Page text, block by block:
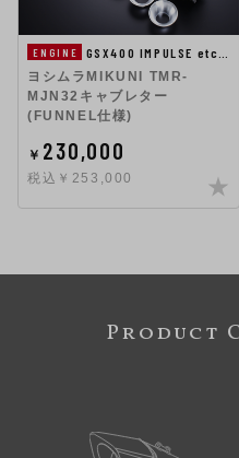
ENGINE
GSX400 IMPULSE etc…
ヨシムラMIKUNI TMR-
MJN32キャブレター
(FUNNEL仕様)
￥ 230,000
税込￥253,000
Product